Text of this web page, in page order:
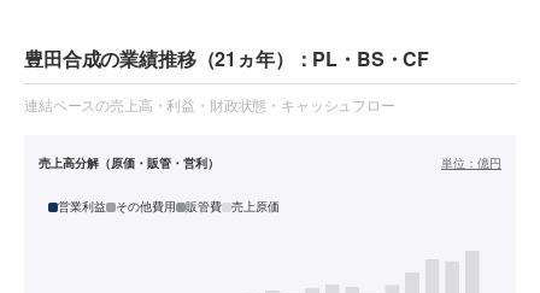
豊田合成の業績推移（21ヵ年）：PL・BS・CF
連結ベースの売上高・利益・財政状態・キャッシュフロー
売上高分解（原価・販管・営利） 単位： 億円
営業利益 その他費用 販管費 売上原価